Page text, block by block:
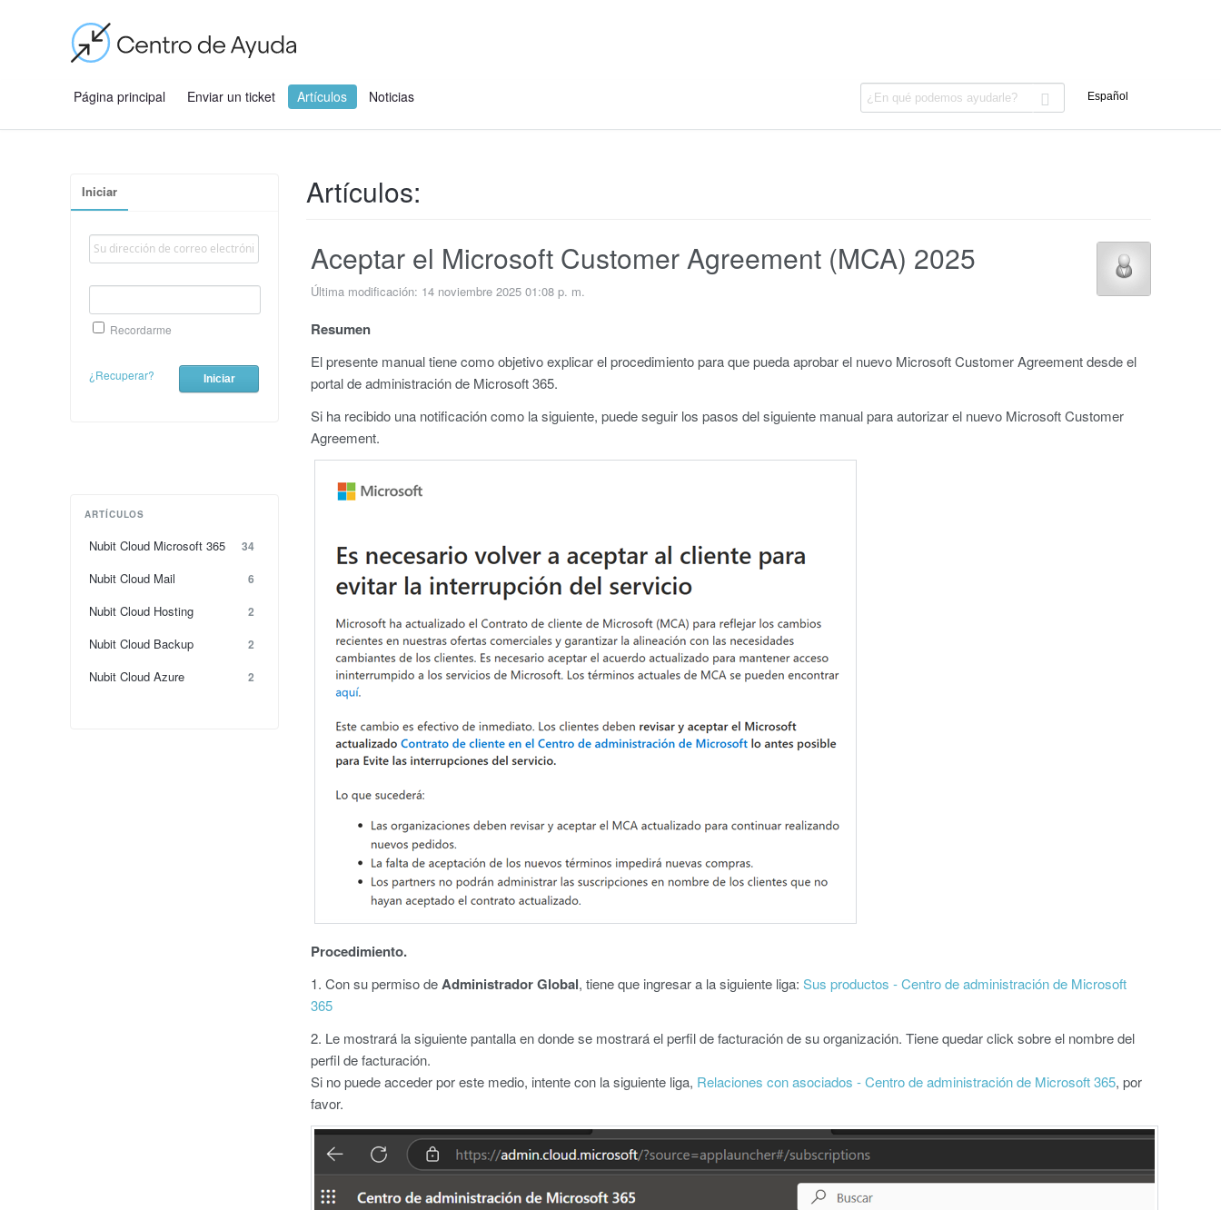
Página principal Enviar un ticket Artículos Noticias
Iniciar
Recordarme
¿Recuperar?
ARTÍCULOS
34
Nubit Cloud Microsoft 365
6
Nubit Cloud Mail
2
Nubit Cloud Hosting
2
Nubit Cloud Backup
2
Nubit Cloud Azure
Artículos:
Aceptar el Microsoft Customer Agreement (MCA) 2025
Última modificación: 14 noviembre 2025 01:08 p. m.
Resumen
El presente manual tiene como objetivo explicar el procedimiento para que pueda aprobar el nuevo Microsoft Customer Agreement desde el
portal de administración de Microsoft 365.
Si ha recibido una notificación como la siguiente, puede seguir los pasos del siguiente manual para autorizar el nuevo Microsoft Customer
Agreement.
Procedimiento.
1. Con su permiso deAdministrador Global, tiene que ingresar a la siguiente liga: Sus productos - Centro de administración de Microsoft
365
2. Le mostrará la siguiente pantalla en donde se mostrará el perfil de facturación de su organización. Tiene quedar click sobre el nombre del
perfil de facturación.
Si no puede acceder por este medio, intente con la siguiente liga, Relaciones con asociados - Centro de administración de Microsoft 365, por
favor.